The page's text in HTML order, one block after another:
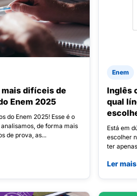
difíceis de
Enem 2025
do Enem 2025! Esse é o
de forma mais
de prova, as...
Enem
Inglês
qual
Está em
escolher
ter
Ler mais